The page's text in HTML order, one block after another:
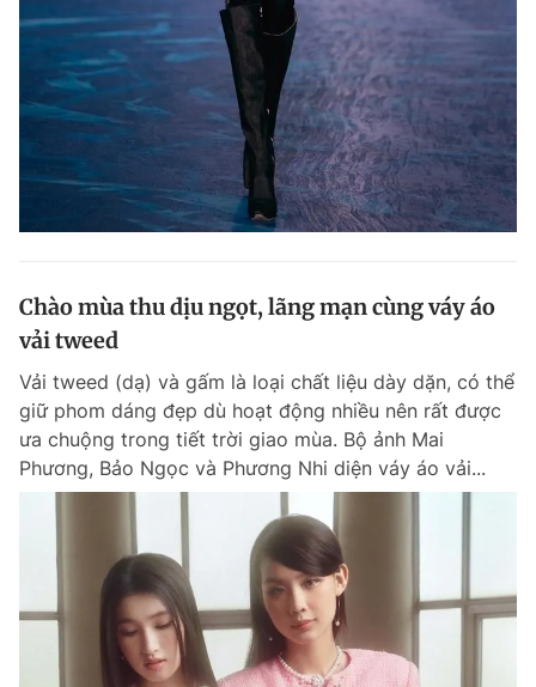
Chào mùa thu dịu ngọt, lãng mạn cùng váy áo
vải tweed
Vải tweed (dạ) và gấm là loại chất liệu dày dặn, có thể
giữ phom dáng đẹp dù hoạt động nhiều nên rất được
ưa chuộng trong tiết trời giao mùa. Bộ ảnh Mai
Phương, Bảo Ngọc và Phương Nhi diện váy áo vải...